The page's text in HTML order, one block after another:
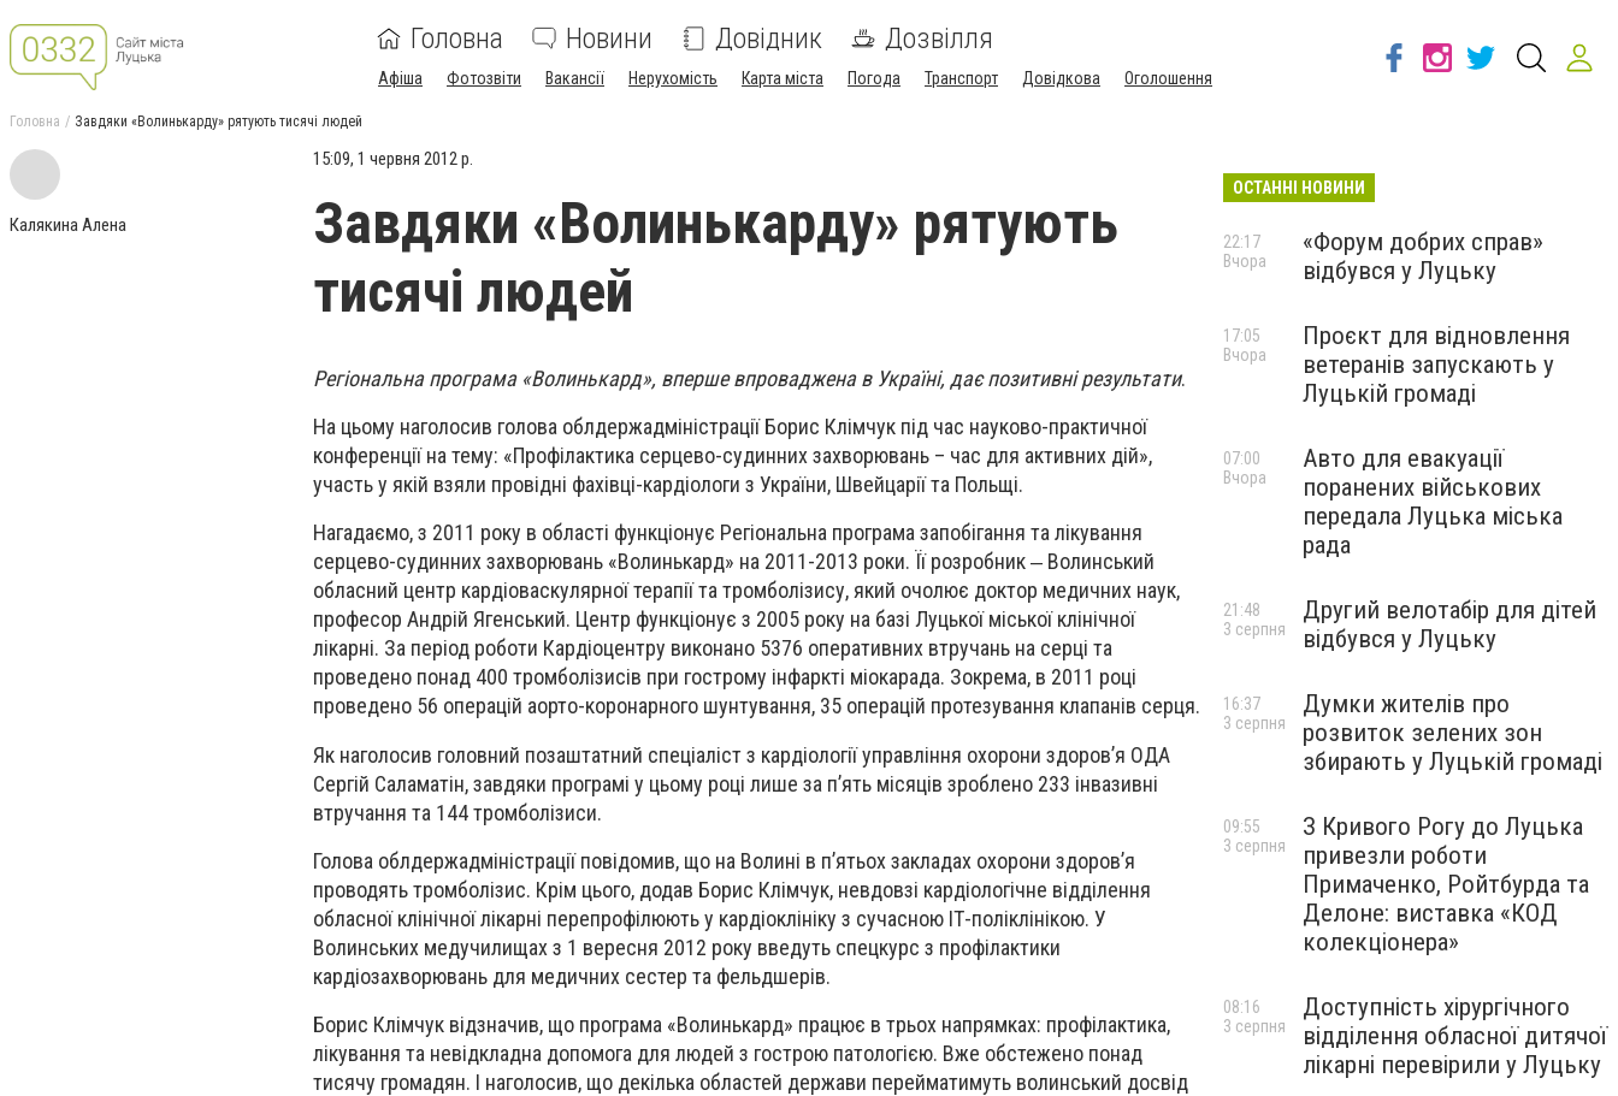
Головна Новини Довідник Дозвілля
Афіша Фотозвіти Вакансії Нерухомість Карта міста Погода Транспорт Довідкова Оголошення
Головна Завдяки «Волинькарду» рятують тисячі людей
Калякина Алена
15:09, 1 червня 2012 р.
Завдяки «Волинькарду» рятують
тисячі людей
Регіональна програма «Волинькард», вперше впроваджена в Україні, дає позитивні результати.
На цьому наголосив голова облдержадміністрації Борис Клімчук під час науково-практичної
конференції на тему: «Профілактика серцево-судинних захворювань – час для активних дій»,
участь у якій взяли провідні фахівці-кардіологи з України, Швейцарії та Польщі.
Нагадаємо, з 2011 року в області функціонує Регіональна програма запобігання та лікування
серцево-судинних захворювань «Волинькард» на 2011-2013 роки. Її розробник ‒ Волинський
обласний центр кардіоваскулярної терапії та тромболізису, який очолює доктор медичних наук,
професор Андрій Ягенський. Центр функціонує з 2005 року на базі Луцької міської клінічної
лікарні. За період роботи Кардіоцентру виконано 5376 оперативних втручань на серці та
проведено понад 400 тромболізисів при гострому інфаркті міокарада. Зокрема, в 2011 році
проведено 56 операцій аорто-коронарного шунтування, 35 операцій протезування клапанів серця.
Як наголосив головний позаштатний спеціаліст з кардіології управління охорони здоров’я ОДА
Сергій Саламатін, завдяки програмі у цьому році лише за п’ять місяців зроблено 233 інвазивні
втручання та 144 тромболізиси.
Голова облдержадміністрації повідомив, що на Волині в п’ятьох закладах охорони здоров’я
проводять тромболізис. Крім цього, додав Борис Клімчук, невдовзі кардіологічне відділення
обласної клінічної лікарні перепрофілюють у кардіоклініку з сучасною ІТ-поліклінікою. У
Волинських медучилищах з 1 вересня 2012 року введуть спецкурс з профілактики
кардіозахворювань для медичних сестер та фельдшерів.
Борис Клімчук відзначив, що програма «Волинькард» працює в трьох напрямках: профілактика,
лікування та невідкладна допомога для людей з гострою патологією. Вже обстежено понад
тисячу громадян. І наголосив, що декілька областей держави перейматимуть волинський досвід
ОСТАННІ НОВИНИ
«Форум добрих справ»
відбувся у Луцьку
22:17
Вчора
Проєкт для відновлення
ветеранів запускають у
Луцькій громаді
17:05
Вчора
Авто для евакуації
поранених військових
передала Луцька міська
рада
07:00
Вчора
Другий велотабір для дітей
відбувся у Луцьку
21:48
3 серпня
Думки жителів про
розвиток зелених зон
збирають у Луцькій громаді
16:37
3 серпня
З Кривого Рогу до Луцька
привезли роботи
Примаченко, Ройтбурда та
Делоне: виставка «КОД
колекціонера»
09:55
3 серпня
Доступність хірургічного
відділення обласної дитячої
лікарні перевірили у Луцьку
08:16
3 серпня